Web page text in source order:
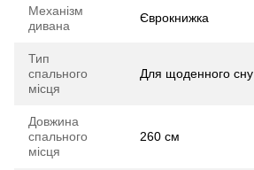
Механізм
дивана
Єврокнижка
Тип
спального
місця
Для щоденного сну
Довжина
спального
місця
260 см